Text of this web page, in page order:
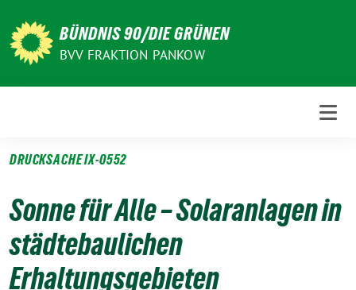
zum
Inhalt
BÜNDNIS 90/DIE GRÜNEN
BVV FRAKTION PANKOW
DRUCKSACHE IX-0552
Sonne für Alle – Solaranlagen in
städtebaulichen
Erhaltungsgebieten